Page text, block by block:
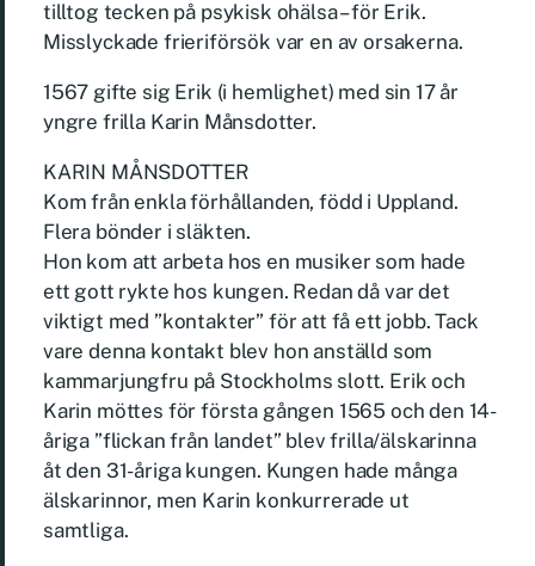
tilltog tecken på psykisk ohälsa – för Erik.
Misslyckade frieriförsök var en av orsakerna.
1567 gifte sig Erik (i hemlighet) med sin 17 år
yngre frilla Karin Månsdotter.
KARIN MÅNSDOTTER
Kom från enkla förhållanden, född i Uppland.
Flera bönder i släkten.
Hon kom att arbeta hos en musiker som hade
ett gott rykte hos kungen. Redan då var det
viktigt med ”kontakter” för att få ett jobb. Tack
vare denna kontakt blev hon anställd som
kammarjungfru på Stockholms slott. Erik och
Karin möttes för första gången 1565 och den 14-
åriga ”flickan från landet” blev frilla/älskarinna
åt den 31-åriga kungen. Kungen hade många
älskarinnor, men Karin konkurrerade ut
samtliga.